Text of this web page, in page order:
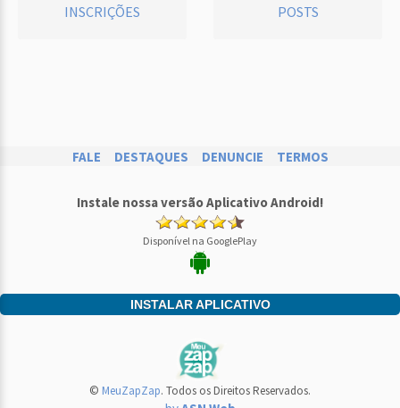
INSCRIÇÕES POSTS
FALE DESTAQUES DENUNCIE TERMOS
Instale nossa versão Aplicativo Android!
Disponível na GooglePlay
INSTALAR APLICATIVO
© MeuZapZap. Todos os Direitos Reservados.